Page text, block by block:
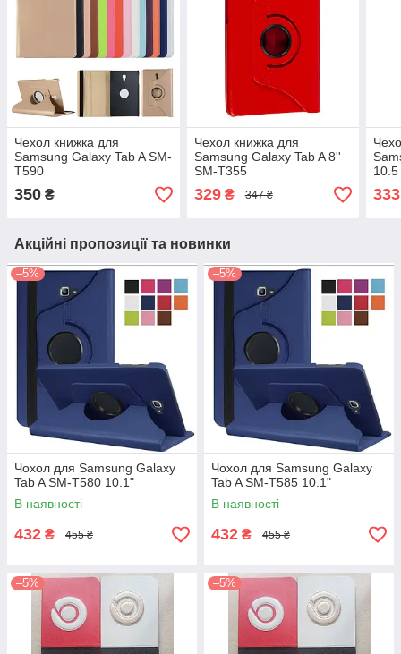
Чехол книжка для
Samsung Galaxy Tab A SM-
T590
350 ₴
Чехол книжка для
Samsung Galaxy Tab A 8''
SM-T355
329₴ 347 ₴ 333
Акційні пропозиції та новинки
–5%
Чохол для Samsung Galaxy
Tab A SM-T580 10.1"
В наявності
432 ₴ 455 ₴
–5%
Чохол для Samsung Galaxy
Tab A SM-T585 10.1"
В наявності
432 ₴ 455 ₴
–5% –5%